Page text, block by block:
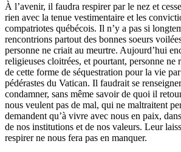
À l’avenir, il faudra respirer par le nez et
rien avec la tenue vestimentaire et les
compatriotes québécois. Il n’y a pas si
rencontrions partout des bonnes soeurs
personne ne criait au meurtre. Aujourd’hui
religieuses cloitrées, et pourtant, personne ne
de cette forme de séquestration pour la vie
pédérastes du Vatican. Il faudrait se
condamner, sans même savoir de quoi il
nous veulent pas de mal, qui ne maltraitent
demandent qu’à vivre avec nous en paix,
de nos institutions et de nos valeurs. Leur
respirer ne nous fera pas en manquer.